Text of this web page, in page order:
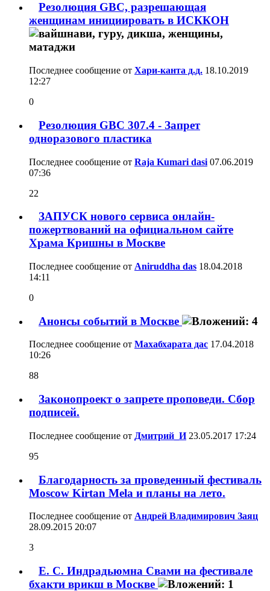
Резолюция GBC, разрешающая
женщинам инициировать в ИСККОН
Последнее сообщение от Хари-канта д.д. 18.10.2019
12:27
0
Резолюция GBC 307.4 - Запрет
одноразового пластика
Последнее сообщение от Raja Kumari dasi 07.06.2019
07:36
22
ЗАПУСК нового сервиса онлайн-
пожертвований на официальном сайте
Храма Кришны в Москве
Последнее сообщение от Aniruddha das 18.04.2018
14:11
0
Анонсы событий в Москве
Последнее сообщение от Махабхарата дас 17.04.2018
10:26
88
Законопроект о запрете проповеди. Сбор
подписей.
Последнее сообщение от Дмитрий_И23.05.2017 17:24
95
Благодарность за проведенный фестиваль
Moscow Kirtan Mela и планы на лето.
Последнее сообщение от Андрей Владимирович Заяц
28.09.2015 20:07
3
Е. С. Индрадьюмна Свами на фестивале
бхакти врикш в Москве